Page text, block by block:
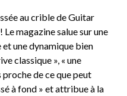
au crible de Guitar
magazine salue sur une
et une dynamique bien
classique », « une
de ce que peut
à fond » et attribue à la